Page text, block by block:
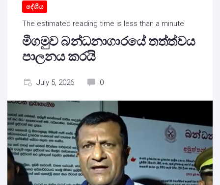
දේශීය
The estimated reading time is less than a minute
මීගමුව බන්ධනාගාරයේ තත්ත්වය
පාලනය කරයි
July 5, 2026 0